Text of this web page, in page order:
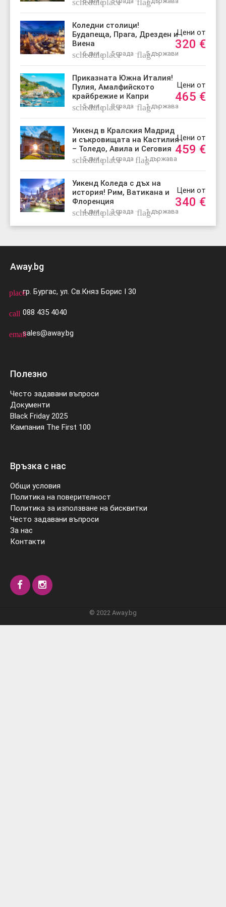
scheduleplace flag
Коледни столици!
Будапеща, Прага, Дрезден и
Виена
schedule
6 дни ·place5 града ·flag5 държави
Цени от
320 €
Приказната Южна Италия!
Пулия, Амалфийското
крайбрежие и Капри
schedule
5 дни ·place8 града ·flag1 държава
Цени от
465 €
Уикенд в Кралския Мадрид
и съкровищата на Кастилия
– Толедо, Авила и Сеговия
schedule
5 дни ·place4 града flag1 държава
Цени от
459 €
Уикенд Коледа с дъх на
история! Рим, Ватикана и
Флоренция
schedule
4 дни ·place3 града ·flag1 държава
Цени от
340 €
Away.bg
placeгр. Бургас, ул. Св.Княз Борис I 30
call 088 435 4040
emailsales@away.bg
Полезно
Често задавани въпроси
Документи
Black Friday 2025
Кампания The First 100
Връзка с нас
Общи условия
Политика на поверителност
Политика за използване на бисквитки
Често задавани въпроси
За нас
Контакти
© 2022 Away.bg